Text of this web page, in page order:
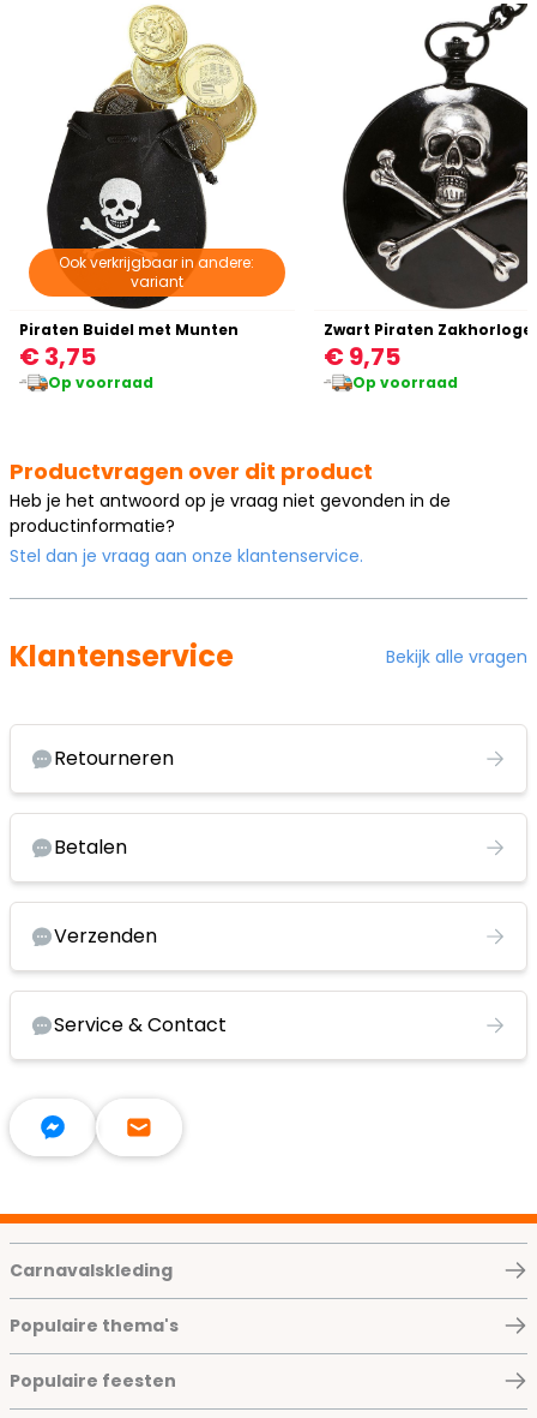
Ook verkrijgbaar in andere:
variant
Piraten Buidel met Munten
€ 3,75
Op voorraad
Zwart Piraten Zakhorloge
€ 9,75
Op voorraad
Productvragen over dit product
Heb je het antwoord op je vraag niet gevonden in de
productinformatie?
Stel dan je vraag aan onze klantenservice.
Klantenservice Bekijk alle vragen
Retourneren
Betalen
Verzenden
Service & Contact
Carnavalskleding
Populaire thema's
Populaire feesten